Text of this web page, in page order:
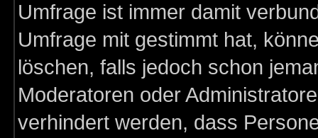
Umfrage ist immer damit
Umfrage mit gestimmt hat,
löschen, falls jedoch schon
Moderatoren oder
verhindert werden, dass